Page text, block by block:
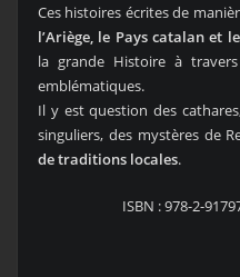
Ces histoires écrites de
l’Ariège, le Pays catalan et
la grande Histoire à
emblématiques.
Il y est question des
singuliers, des mystères de
de traditions locales.
ISBN : 978-2-